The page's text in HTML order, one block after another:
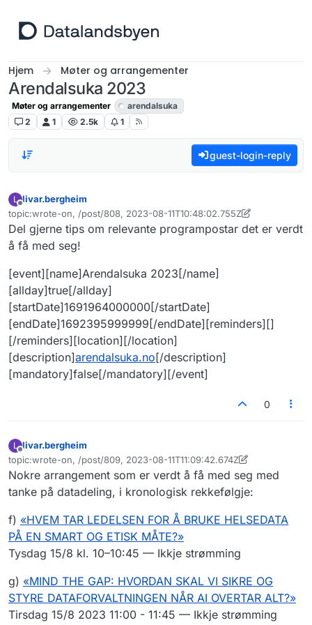
Hjem Møter og arrangementer
Arendalsuka 2023
Møter og arrangementer
arendalsuka
2
1 2.5k 1
guest-login-reply
L
Frakoblet
livar.bergheim
topic:wrote-on, /post/808, 2023-08-11T10:48:02.755Z
Sist endret av livar.bergheim
Del gjerne tips om relevante programpostar det er verdt
å få med seg!
[event][name]Arendalsuka 2023[/name]
[allday]true[/allday]
[startDate]1691964000000[/startDate]
[endDate]1692395999999[/endDate][reminders][]
[/reminders][location][/location]
[description]arendalsuka.no[/description]
[mandatory]false[/mandatory][/event]
0
L
Frakoblet
livar.bergheim
topic:wrote-on, /post/809, 2023-08-11T11:09:42.674Z
Sist endret av livar.bergheim
Nokre arrangement som er verdt å få med seg med
tanke på datadeling, i kronologisk rekkefølgje:
f) «HVEM TAR LEDELSEN FOR Å BRUKE HELSEDATA
PÅ EN SMART OG ETISK MÅTE?»
Tysdag 15/8 kl. 10–10:45 — Ikkje strømming
g) «MIND THE GAP: HVORDAN SKAL VI SIKRE OG
STYRE DATAFORVALTNINGEN NÅR AI OVERTAR ALT?»
Tirsdag 15/8 2023 11:00 - 11:45 — Ikkje strømming